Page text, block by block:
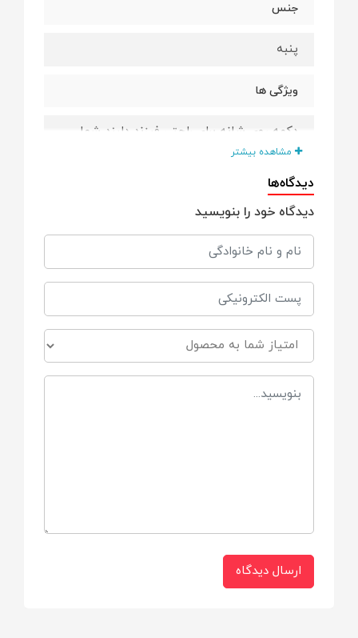
جنس
پنبه
ویژگی ها
دکمه روی شانه برای راحتی فرزند دلبند شما
ترکیب رنگی جذاب
دارای طرح با کیفیت
سایزبندی
سایز 1 : 3 تا 6 ماه
سایز 2 : 6 تا 9 ماه
سایز 3 : 9 تا 12 ماه
مشاهده بیشتر
دیدگاه‌ها
دیدگاه خود را بنویسید
ارسال دیدگاه